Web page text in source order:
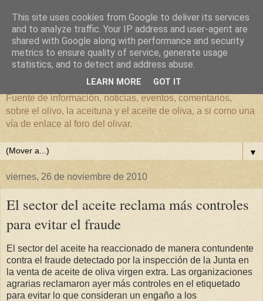
El mundo del Olivar
Fuente de información, noticias, eventos, comentarios,
sobre el olivo, la aceituna y el aceite de oliva, a si como una
vía de enlace al foro del olivar.
▼
viernes, 26 de noviembre de 2010
El sector del aceite reclama más controles
para evitar el fraude
El sector del aceite ha reaccionado de manera contundente
contra el fraude detectado por la inspección de la Junta en
la venta de aceite de oliva virgen extra. Las organizaciones
agrarias reclamaron ayer más controles en el etiquetado
para evitar lo que consideran un engaño a los
This site uses cookies from Google to deliver its services
and to analyze traffic. Your IP address and user-agent are
shared with Google along with performance and security
metrics to ensure quality of service, generate usage
statistics, and to detect and address abuse.
LEARN MORE GOT IT